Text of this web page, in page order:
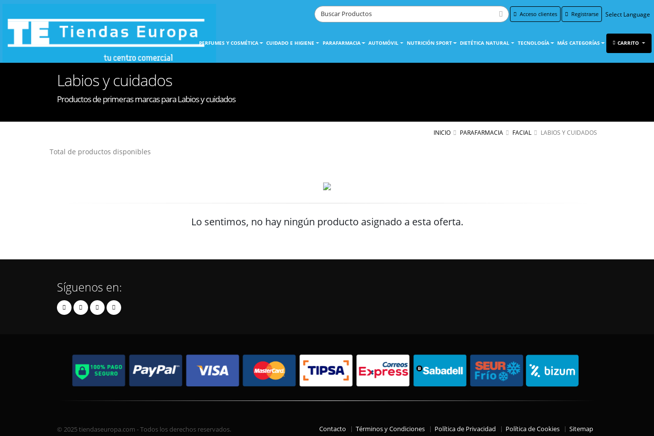
Acceso clientes Registrarse
Translate
INICIO HOGAR PERFUMES Y COSMÉTICA CUIDADO E HIGIENE PARAFARMACIA AUTOMÓVIL NUTRICIÓN SPORT DIETÉTICA NATURAL TECNOLOGÍA MÁS CATEGORÍAS CARRITO
Labios y cuidados
Productos de primeras marcas para Labios y cuidados
INICIO PARAFARMACIA FACIAL LABIOS Y CUIDADOS
Total de productos disponibles
Lo sentimos, no hay ningún producto asignado a esta oferta.
Síguenos en:
© 2025 tiendaseuropa.com - Todos los derechos reservados. Contacto Términos y Condiciones Política de Privacidad Política de Cookies Sitemap